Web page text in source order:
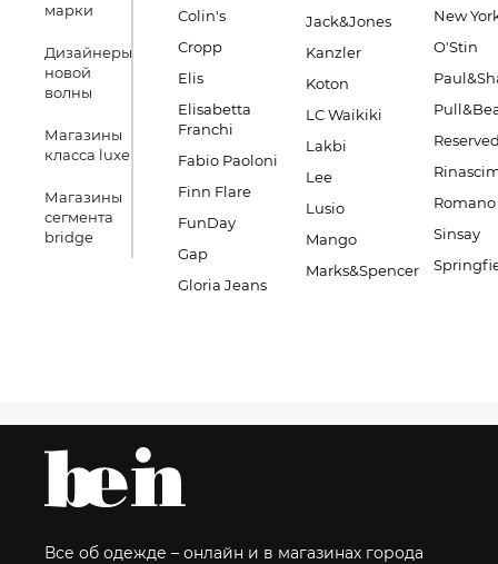
марки
Дизайнеры
новой
волны
Магазины
класса luxe
Магазины
сегмента
bridge
Colin's
Cropp
Elis
Elisabetta
Franchi
Fabio Paoloni
Finn Flare
FunDay
Gap
Gloria Jeans
Jack&Jones
Kanzler
Koton
LC Waikiki
Lakbi
Lee
Lusio
Mango
Marks&Spencer
New
O'Stin
Sinsay
Все об одежде – онлайн и в магазинах города